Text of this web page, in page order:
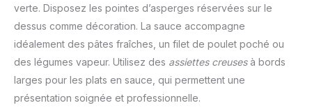
ingrédients, simplifiant la
Contenu de la livraison :
Mixeur plongeant
ErgoMixx 600 W avec 2
vitesses et gobelet
doseur
expérience plus propre
et plus agréable DESIGN
CONFORTABLE : Une
poignée ergonomique
texturée, pour
expérience plus facile et
verte. Disposez les pointes d’asperges réservées sur le
dessus comme décoration. La sauce accompagne
idéalement des pâtes fraîches, un filet de poulet poché ou
des légumes vapeur. Utilisez des assiettes creusesà bords
larges pour les plats en sauce, qui permettent une
présentation soignée et professionnelle.